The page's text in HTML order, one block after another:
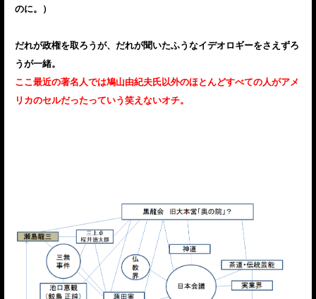
のに。）
だれが政権を取ろうが、だれが聞いたふうなイデオロギーをさえずろ
うが一緒。
ここ最近の著名人では鳩山由紀夫氏以外のほとんどすべての人がアメ
リカのセルだったっていう笑えないオチ。